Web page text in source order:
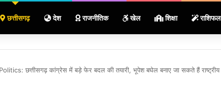
छत्तीसगढ़ देश राजनीतिक खेल शिक्षा राशिफल
छत्तीसगढ़ कांग्रेस में बड़े फेर बदल की तयारी, भूपेश बघेल बनाए जा सकते हैं राष्ट्रीय